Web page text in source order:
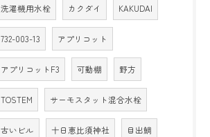
洗濯機用水栓 カクダイ KAKUDAI
732-003-13 アプリコット
アプリコットF3 可動棚 野方
TOSTEM サーモスタット混合水栓
古いビル 十日恵比須神社 目出鯛